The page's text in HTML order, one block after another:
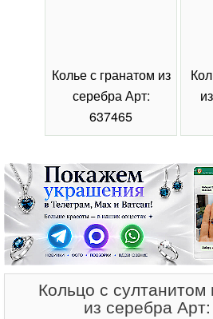
Колье с гранатом из
серебра Арт:
637465
Кольцо с султанитом
из серебра